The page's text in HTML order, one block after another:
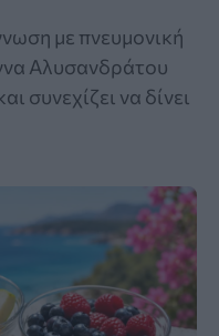
με πνευμονική
Αλυσανδράτου
συνεχίζει να δίνει